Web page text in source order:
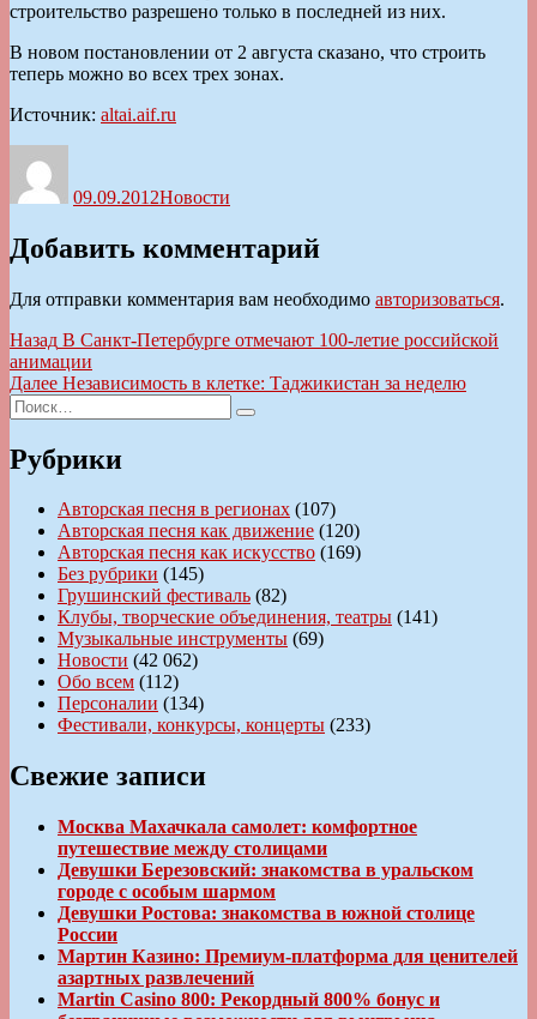
строительство разрешено только в последней из них.
В новом постановлении от 2 августа сказано, что строить
теперь можно во всех трех зонах.
Источник: altai.aif.ru
09.09.2012Новости
Добавить комментарий
Для отправки комментария вам необходимо авторизоваться.
Навигация
по
записям
Назад Предыдущая
запись:
В Санкт-Петербурге отмечают 100-летие российской
анимации
Далее Следующая
Независимость в клетке: Таджикистан за неделю
Искать:
Поиск
Рубрики
Авторская песня в регионах (107)
Авторская песня как движение (120)
Авторская песня как искусство (169)
Без рубрики (145)
Грушинский фестиваль (82)
Клубы, творческие объединения, театры (141)
Музыкальные инструменты (69)
Новости (42 062)
Обо всем (112)
Персоналии (134)
Фестивали, конкурсы, концерты (233)
Свежие записи
Москва Махачкала самолет: комфортное
путешествие между столицами
Девушки Березовский: знакомства в уральском
городе с особым шармом
Девушки Ростова: знакомства в южной столице
России
Мартин Казино: Премиум-платформа для ценителей
азартных развлечений
Martin Casino 800: Рекордный 800% бонус и